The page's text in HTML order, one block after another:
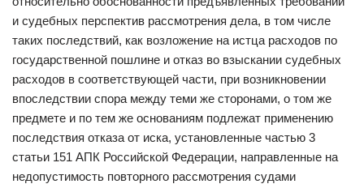
и судебных перспектив рассмотрения дела, в том числе
таких последствий, как возложение на истца расходов по
государственной пошлине и отказ во взыскании судебных
расходов в соответствующей части, при возникновении
впоследствии спора между теми же сторонами, о том же
предмете и по тем же основаниям подлежат применению
последствия отказа от иска, установленные частью 3
статьи 151 АПК Российской Федерации, направленные на
недопустимость повторного рассмотрения судами